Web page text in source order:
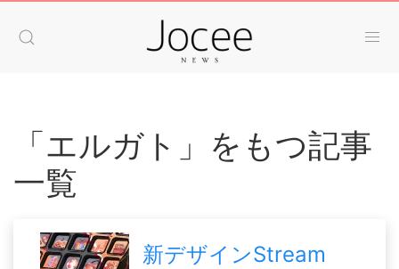
「エルガト」をもつ記事
一覧
新デザインStream